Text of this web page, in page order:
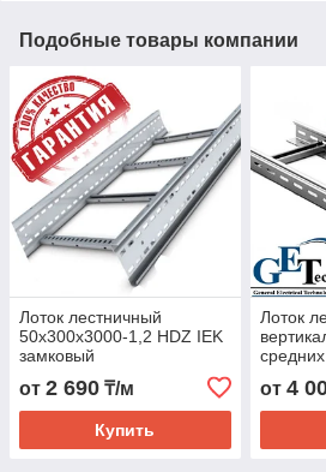
Подобные товары компании
Лоток лестничный
50х300х3000-1,2 HDZ IEK
замковый
от 2 690 ₸/м
Купить
Лоток
средних
300х50
от 4